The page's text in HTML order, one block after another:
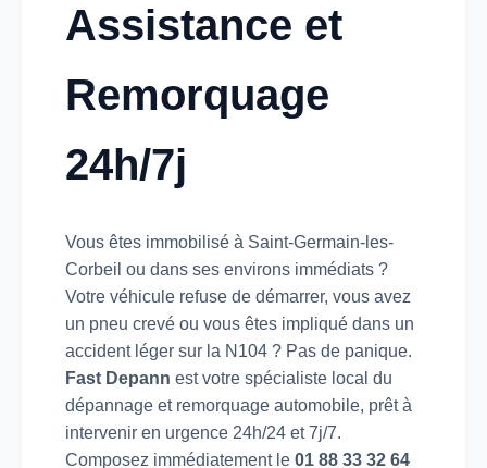
Assistance et
Remorquage
24h/7j
Vous êtes immobilisé à Saint-Germain-les-
Corbeil ou dans ses environs immédiats ?
Votre véhicule refuse de démarrer, vous avez
un pneu crevé ou vous êtes impliqué dans un
accident léger sur la N104 ? Pas de panique.
Fast Depann est votre spécialiste local du
dépannage et remorquage automobile, prêt à
intervenir en urgence 24h/24 et 7j/7.
Composez immédiatement le 01 88 33 32 64